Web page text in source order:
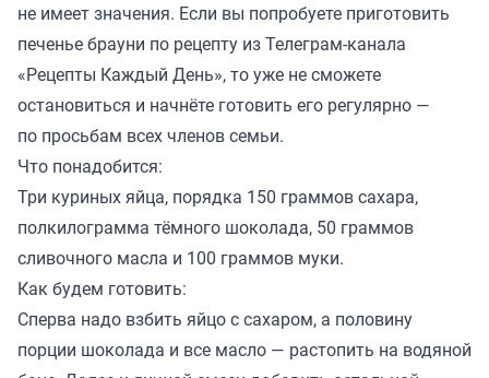
не имеет значения. Если вы попробуете приготовить
печенье брауни по рецепту из Телеграм-канала
«Рецепты Каждый День», то уже не сможете
остановиться и начнёте готовить его регулярно —
по просьбам всех членов семьи.
Что понадобится:
Три куриных яйца, порядка 150 граммов сахара,
полкилограмма тёмного шоколада, 50 граммов
сливочного масла и 100 граммов муки.
Как будем готовить:
Сперва надо взбить яйцо с сахаром, а половину
порции шоколада и все масло — растопить на водяной